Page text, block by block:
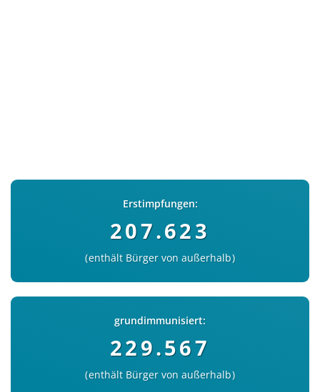
Erstimpfungen:
207.623
enthält Bürger von außerhalb
grundimmunisiert:
229.567
enthält Bürger von außerhalb